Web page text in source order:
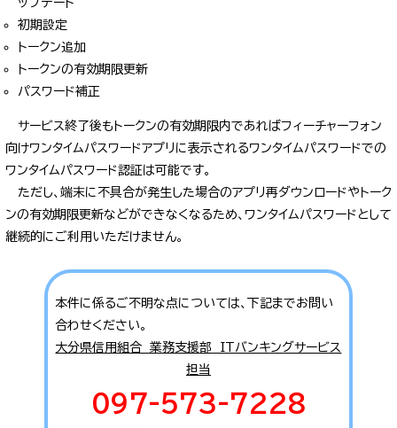
初期設定
トークン追加
トークンの有効期限更新
パスワード補正
サービス終了後もトークンの有効期限内であればフィーチャーフォン
向けワンタイムパスワードアプリに表示されるワンタイムパスワードでの
ワンタイムパスワード認証は可能です。
ただし、端末に不具合が発生した場合のアプリ再ダウンロードやトーク
ンの有効期限更新などができなくなるため、ワンタイムパスワードとして
継続的にご利用いただけません。
本件に係るご不明な点については、下記までお問い
合わせください。
大分県信用組合 業務支援部 ITバンキングサービス
担当
097-573-7228